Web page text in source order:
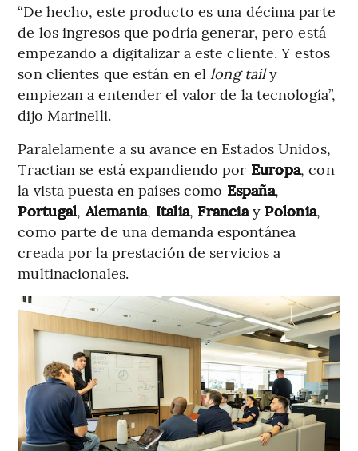
“De hecho, este producto es una décima parte
de los ingresos que podría generar, pero está
empezando a digitalizar a este cliente. Y estos
son clientes que están en ellong taily
empiezan a entender el valor de la tecnología”,
dijo Marinelli.
Paralelamente a su avance en Estados Unidos,
Tractian se está expandiendo por Europa, con
la vista puesta en países como España,
Portugal,Alemania, Italia, Franciay Polonia,
como parte de una demanda espontánea
creada por la prestación de servicios a
multinacionales.